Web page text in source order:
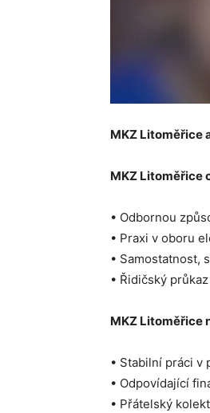
MKZ Litoměřice
MKZ Litoměřice
• Odbornou
• Praxi v oboru
• Samostatnost,
• Řidičský
MKZ Litoměřice
• Stabilní práci v
• Odpovídající
• Přátelský